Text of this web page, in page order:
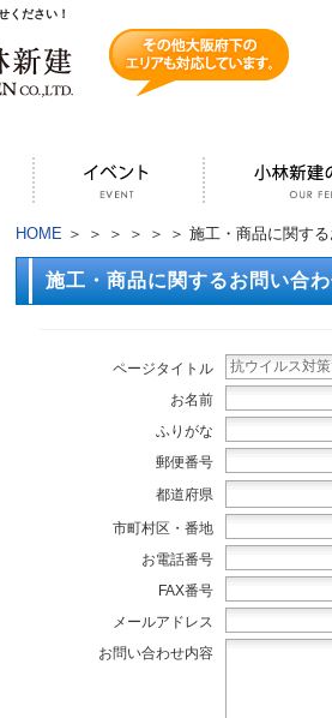
ください！
HOME ＞ ＞ ＞ ＞ ＞ ＞ 施工・商品に関す
施工・商品に関するお問い合
ページタイトル
お名前
ふりがな
郵便番号
都道府県
市町村区・番地
お電話番号
FAX番号
メールアドレス
お問い合わせ内容